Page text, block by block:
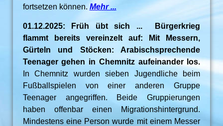
fortsetzen können. Mehr ...
01.12.2025: Früh übt sich ... Bürgerkrieg
flammt bereits vereinzelt auf: Mit Messern,
Gürteln und Stöcken: Arabischsprechende
Teenager gehen in Chemnitz aufeinander los.
In Chemnitz wurden sieben Jugendliche beim
Fußballspielen von einer anderen Gruppe
Teenager angegriffen. Beide Gruppierungen
haben offenbar einen Migrationshintergrund.
Mindestens eine Person wurde mit einem Messer